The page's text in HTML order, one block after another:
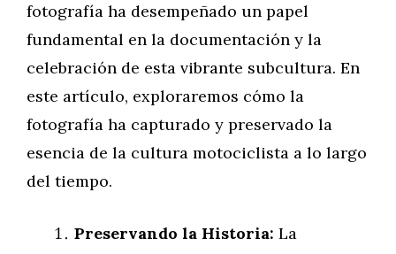
fotografía ha desempeñado un papel
fundamental en la documentación y la
celebración de esta vibrante subcultura. En
este artículo, exploraremos cómo la
fotografía ha capturado y preservado la
esencia de la cultura motociclista a lo largo
del tiempo.
Preservando la Historia: La